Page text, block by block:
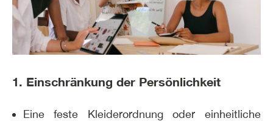
1. Einschränkung der Persönlichkeit
Eine feste Kleiderordnung oder einheitliche